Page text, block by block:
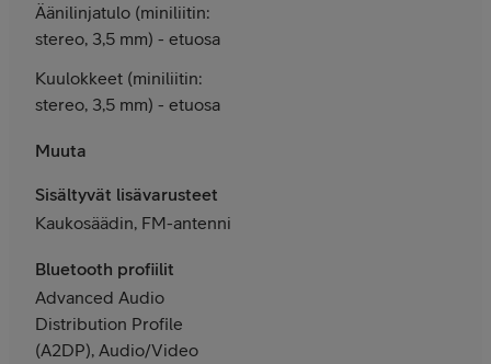
Äänilinjatulo (miniliitin:
stereo, 3,5 mm) - etuosa
Kuulokkeet (miniliitin:
stereo, 3,5 mm) - etuosa
Muuta
Sisältyvät lisävarusteet
Kaukosäädin, FM-antenni
Bluetooth profiilit
Advanced Audio
Distribution Profile
(A2DP), Audio/Video